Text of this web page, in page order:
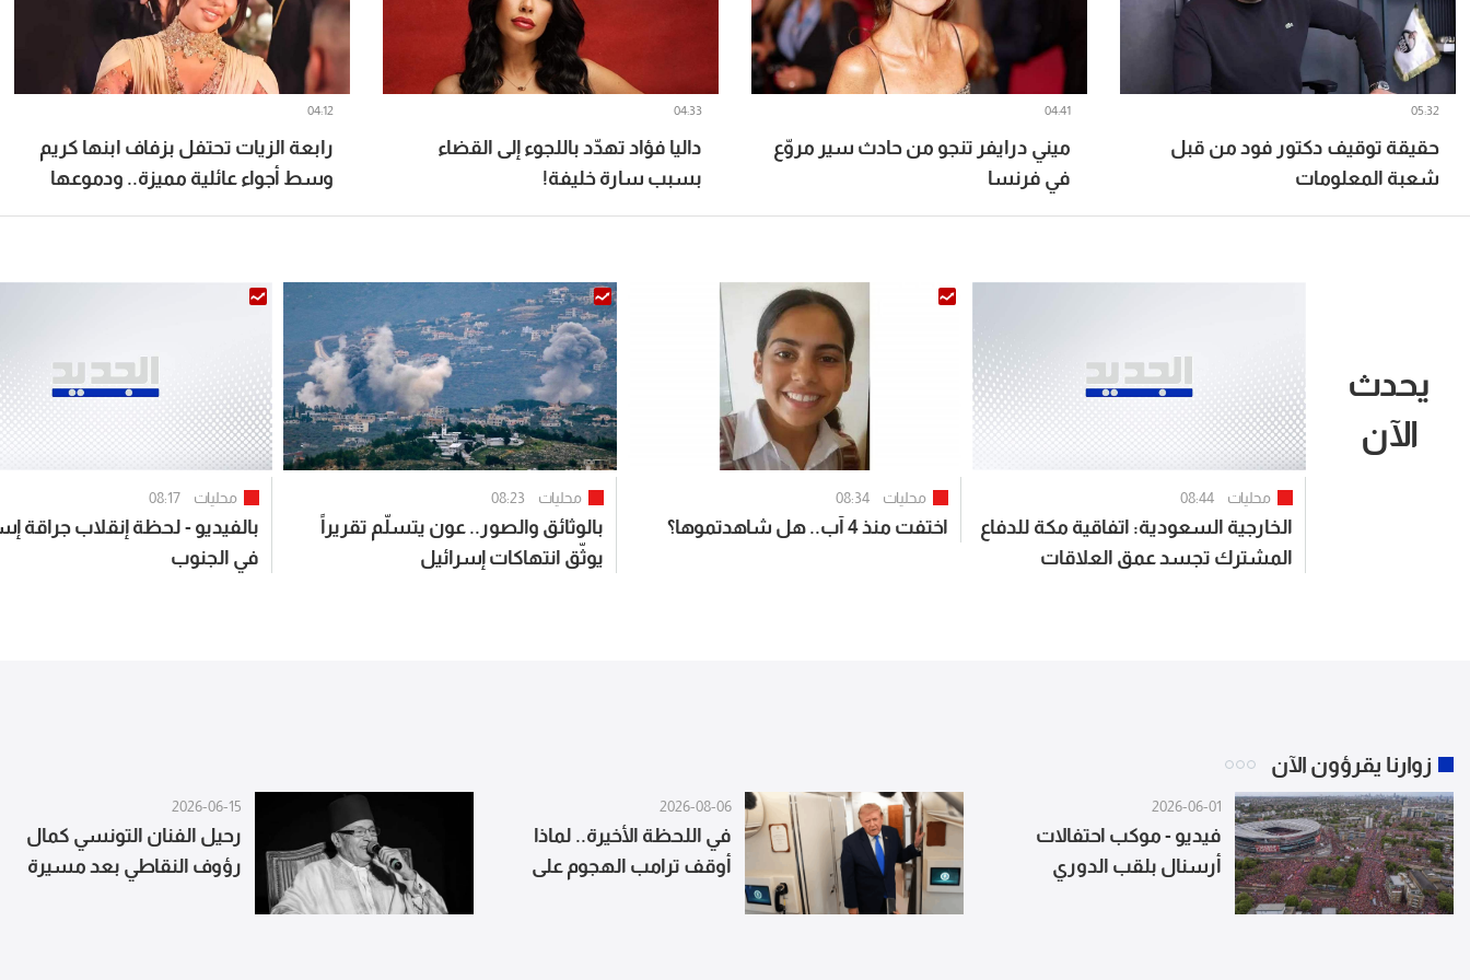
حقيقة توقيف دكتور فود من قبل
شعبة المعلومات
05:32
ميني درايفر تنجو من حادث سير مروّع
في فرنسا
04:41
داليا فؤاد تهدّد باللجوء إلى القضاء
بسبب سارة خليفة!
04:33
رابعة الزيات تحتفل بزفاف ابنها كريم
وسط أجواء عائلية مميزة.. ودموعها
04:12
يحدث
الآن
محليات 08:44
الخارجية السعودية: اتفاقية مكة للدفاع
المشترك تجسد عمق العلاقات
محليات 08:34
اختفت منذ 4 آب.. هل شاهدتموها؟
محليات 08:23
بالوثائق والصور.. عون يتسلّم تقريراً
يوثّق انتهاكات إسرائيل
محليات 08:17
بالفيديو - لحظة إنقلاب جراقة
في الجنوب
زوارنا يقرؤون الآن
2026-06-01
فيديو - موكب احتفالات
أرسنال بلقب الدوري
2026-08-06
في اللحظة الأخيرة.. لماذا
أوقف ترامب الهجوم على
2026-06-15
رحيل الفنان التونسي كمال
رؤوف النقاطي بعد مسيرة